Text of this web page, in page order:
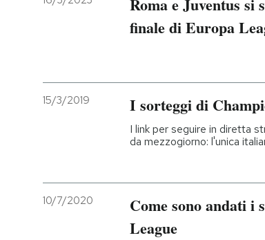
finale di Europa
15/3/2019 I sorteggi di
I link per seguire in diretta
da mezzogiorno: l'unica
10/7/2020
Come sono andati i
League